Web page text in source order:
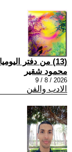
(13) من دفتر اليوميات/محمود شقير71
محمود شقير
2026 / 8 / 9
الادب والفن